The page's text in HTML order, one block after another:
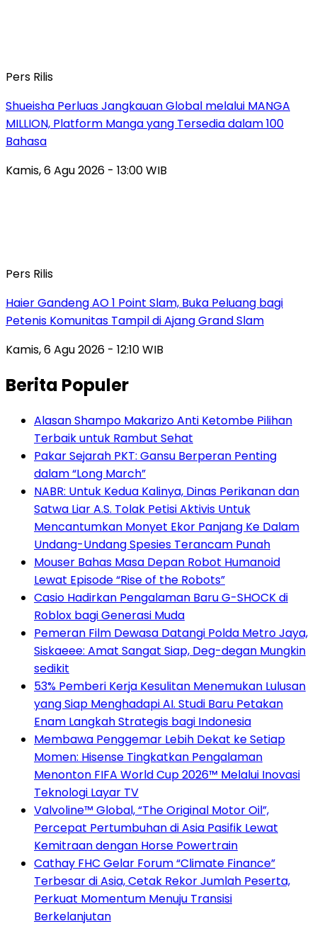
Pers Rilis
Shueisha Perluas Jangkauan Global melalui MANGA
MILLION, Platform Manga yang Tersedia dalam 100
Bahasa
Kamis, 6 Agu 2026 - 13:00 WIB
Pers Rilis
Haier Gandeng AO 1 Point Slam, Buka Peluang bagi
Petenis Komunitas Tampil di Ajang Grand Slam
Kamis, 6 Agu 2026 - 12:10 WIB
Berita Populer
Alasan Shampo Makarizo Anti Ketombe Pilihan
Terbaik untuk Rambut Sehat
Pakar Sejarah PKT: Gansu Berperan Penting
dalam “Long March”
NABR: Untuk Kedua Kalinya, Dinas Perikanan dan
Satwa Liar A.S. Tolak Petisi Aktivis Untuk
Mencantumkan Monyet Ekor Panjang Ke Dalam
Undang-Undang Spesies Terancam Punah
Mouser Bahas Masa Depan Robot Humanoid
Lewat Episode “Rise of the Robots”
Casio Hadirkan Pengalaman Baru G-SHOCK di
Roblox bagi Generasi Muda
Pemeran Film Dewasa Datangi Polda Metro Jaya,
Siskaeee: Amat Sangat Siap, Deg-degan Mungkin
sedikit
53% Pemberi Kerja Kesulitan Menemukan Lulusan
yang Siap Menghadapi AI. Studi Baru Petakan
Enam Langkah Strategis bagi Indonesia
Membawa Penggemar Lebih Dekat ke Setiap
Momen: Hisense Tingkatkan Pengalaman
Menonton FIFA World Cup 2026™ Melalui Inovasi
Teknologi Layar TV
Valvoline™ Global, “The Original Motor Oil”,
Percepat Pertumbuhan di Asia Pasifik Lewat
Kemitraan dengan Horse Powertrain
Cathay FHC Gelar Forum “Climate Finance”
Terbesar di Asia, Cetak Rekor Jumlah Peserta,
Perkuat Momentum Menuju Transisi
Berkelanjutan